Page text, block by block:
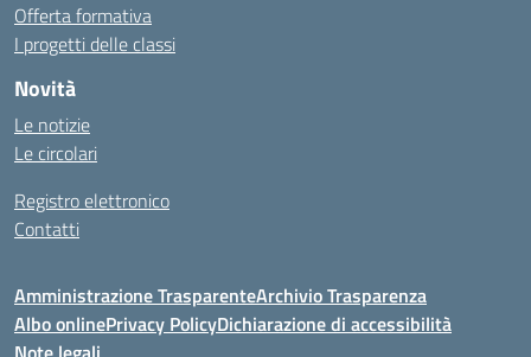
Offerta formativa
I progetti delle classi
Novità
Le notizie
Le circolari
Registro elettronico
Contatti
Amministrazione TrasparenteArchivio Trasparenza
Albo onlinePrivacy PolicyDichiarazione di accessibilità